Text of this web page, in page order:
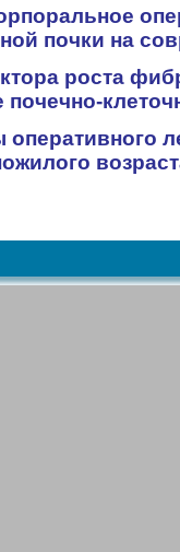
почки на
роста
почечно-